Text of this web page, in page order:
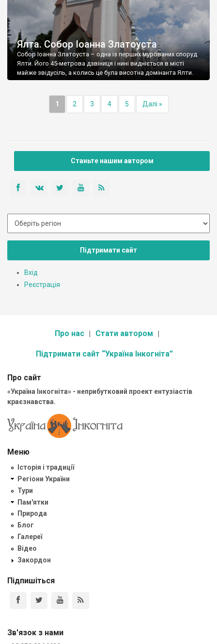
Ялта. Собор Іоанна Златоуста
Собор Іоанна Златоуста – одна із перших мурованих споруд
Ялти. Його 45-метрова дзвіниця і нині видніється в місті
майже звідусіль, а колись це була висотна домінанта Ялти.
1 2 3 4 5 Далі »
Станьте нашим автором
Підтримати сайт
Вхід
Реєстрація
Про нас Стати автором
Підтримати сайт “Україна Інкогніта”
Про сайт
«Україна Інкогніта» - неприбутковий проект ентузіастів
краєзнавства.
Меню
Історія і традиції
Регіони України
Тури
Пам'ятки
Природа
Блог
Галереї
Відео
Закордон
Підпишіться
Зв'язок з нами